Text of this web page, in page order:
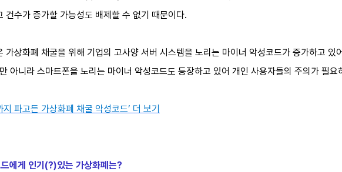
건수가 증가할 가능성도 배제할 수 없기 때문이다.
가상화폐 채굴을 위해 기업의 고사양 서버 시스템을 노리는 마이너 악성코드가 증가하고
아니라 스마트폰을 노리는 마이너 악성코드도 등장하고 있어 개인 사용자들의 주의가 필요
파고든 가상화폐 채굴 악성코드’ 더 보기
에게 인기(?)있는 가상화폐는?